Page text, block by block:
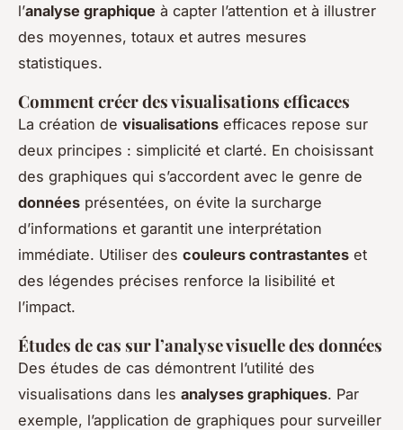
l’analyse graphique à capter l’attention et à illustrer
des moyennes, totaux et autres mesures
statistiques.
Comment créer des visualisations efficaces
La création de visualisations efficaces repose sur
deux principes : simplicité et clarté. En choisissant
des graphiques qui s’accordent avec le genre de
données présentées, on évite la surcharge
d’informations et garantit une interprétation
immédiate. Utiliser des couleurs contrastantes et
des légendes précises renforce la lisibilité et
l’impact.
Études de cas sur l’analyse visuelle des données
Des études de cas démontrent l’utilité des
visualisations dans les analyses graphiques. Par
exemple, l’application de graphiques pour surveiller